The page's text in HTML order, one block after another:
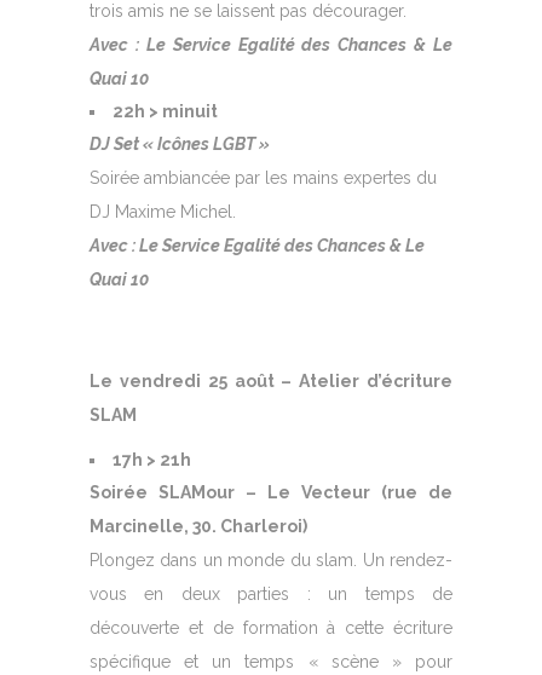
trois amis ne se laissent pas décourager.
Avec : Le Service Egalité des Chances & Le
Quai 10
22h > minuit
DJ Set « Icônes LGBT »
Soirée ambiancée par les mains expertes du
DJ Maxime Michel.
Avec : Le Service Egalité des Chances & Le
Quai 10
Le vendredi 25 août – Atelier d’écriture
SLAM
17h > 21h
Soirée SLAMour – Le Vecteur (rue de
Marcinelle, 30. Charleroi)
Plongez dans un monde du slam. Un rendez-
vous en deux parties : un temps de
découverte et de formation à cette écriture
spécifique et un temps « scène » pour